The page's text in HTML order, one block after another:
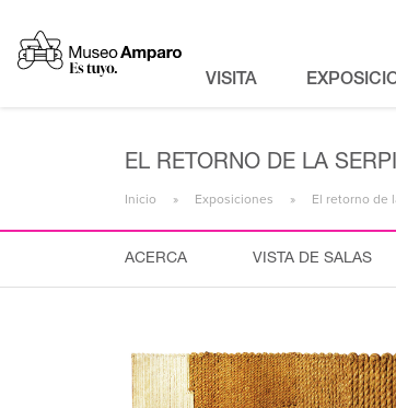
VISITA
EL RETORNO DE LA
Inicio Exposiciones El retorno de
ACERCA VISTA DE SALAS